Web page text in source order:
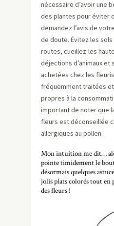
nécessaire d’avoir une
des plantes pour éviter
demandez l’avis de
de doute. Évitez les
routes, cueillez-les
déjections d’animaux et
achetées chez les
fréquemment traitées
propres à la
important de noter que
fleurs est déconseillée
allergiques au pollen.
Mon intuition me dit…
pointe timidement le
désormais quelques
jolis plats colorés tout en
des fleurs !